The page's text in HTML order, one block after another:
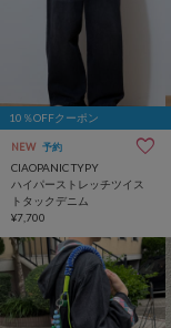
10％OFFクーポン
NEW 予約
CIAOPANIC TYPY
ハイパーストレッチツイス
トタックデニム
¥7,700